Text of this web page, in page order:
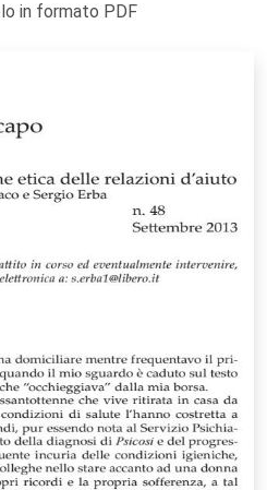
in formato PDF